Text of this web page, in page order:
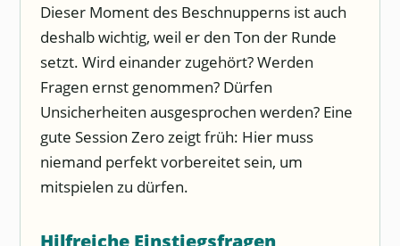
Dieser Moment des Beschnupperns ist auch
deshalb wichtig, weil er den Ton der Runde
setzt. Wird einander zugehört? Werden
Fragen ernst genommen? Dürfen
Unsicherheiten ausgesprochen werden? Eine
gute Session Zero zeigt früh: Hier muss
niemand perfekt vorbereitet sein, um
mitspielen zu dürfen.
Hilfreiche Einstiegsfragen